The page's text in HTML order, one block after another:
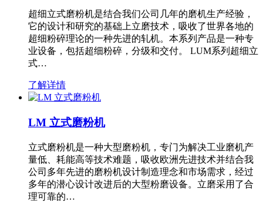
超细立式磨粉机是结合我们公司几年的磨机生产经验，
它的设计和研究的基础上立磨技术，吸收了世界各地的
超细粉碎理论的一种先进的轧机。本系列产品是一种专
业设备，包括超细粉碎，分级和交付。 LUM系列超细立
式…
了解详情
LM 立式磨粉机
立式磨粉机是一种大型磨粉机，专门为解决工业磨机产
量低、耗能高等技术难题，吸收欧洲先进技术并结合我
公司多年先进的磨粉机设计制造理念和市场需求，经过
多年的潜心设计改进后的大型粉磨设备。立磨采用了合
理可靠的…